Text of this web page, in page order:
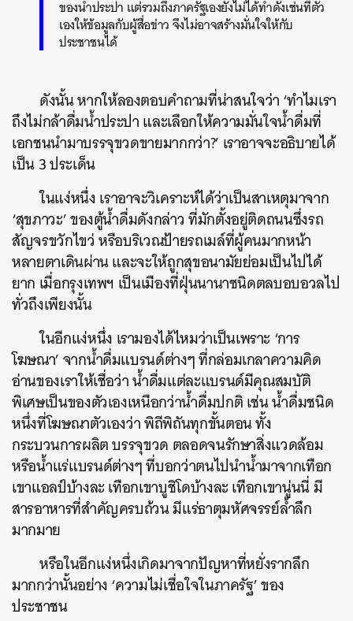
ของน้ำประปา แต่รวมถึงภาครัฐเองยังไม่ได้ทำดั่งเช่นที่ตัว
เองให้ข้อมูลกับผู้สื่อข่าว จึงไม่อาจสร้างมั่นใจให้กับ
ประชาชนได้
ดังนั้น หากให้ลองตอบคำถามที่น่าสนใจว่า ‘ทำไมเรา
ถึงไม่กล้าดื่มน้ำประปา และเลือกให้ความมั่นใจน้ำดื่มที่
เอกชนนำมาบรรจุขวดขายมากกว่า?’ เราอาจจะอธิบายได้
เป็น 3 ประเด็น
ในแง่หนึ่ง เราอาจะวิเคราะห์ได้ว่าเป็นสาเหตุมาจาก
‘สุขภาวะ’ ของตู้น้ำดื่มดังกล่าว ที่มักตั้งอยู่ติดถนนซึ่งรถ
สัญจรขวักไขว่ หรือบริเวณป้ายรถเมล์ที่ผู้คนมากหน้า
หลายตาเดินผ่าน และจะให้ถูกสุขอนามัยย่อมเป็นไปได้
ยาก เมื่อกรุงเทพฯ เป็นเมืองที่ฝุ่นนานาชนิดตลบอบอวลไป
ทั่วถึงเพียงนั้น
ในอีกแง่หนึ่ง เรามองได้ไหมว่าเป็นเพราะ ‘การ
โฆษณา’ จากน้ำดื่มแบรนด์ต่างๆ ที่กล่อมเกลาความคิด
อ่านของเราให้เชื่อว่า น้ำดื่มแต่ละแบรนด์มีคุณสมบัติ
พิเศษเป็นของตัวเองเหนือกว่าน้ำดื่มปกติ เช่น น้ำดื่มชนิด
หนึ่งที่โฆษณาตัวเองว่า พิถีพิถันทุกขั้นตอน ทั้ง
กระบวนการผลิต บรรจุขวด ตลอดจนรักษาสิ่งแวดล้อม
หรือน้ำแร่แบรนด์ต่างๆ ที่บอกว่าตนไปนำน้ำมาจากเทือก
เขาแอลป์บ้างละ เทือกเขาบูชิโดบ้างละ เทือกเขานู่นนี่ มี
สารอาหารที่สำคัญครบถ้วน มีแร่ธาตุมหัศจรรย์ล้ำลึก
มากมาย
หรือในอีกแง่หนึ่งเกิดมาจากปัญหาที่หยั่งรากลึก
มากกว่านั้นอย่าง ‘ความไม่เชื่อใจในภาครัฐ’ ของ
ประชาชน